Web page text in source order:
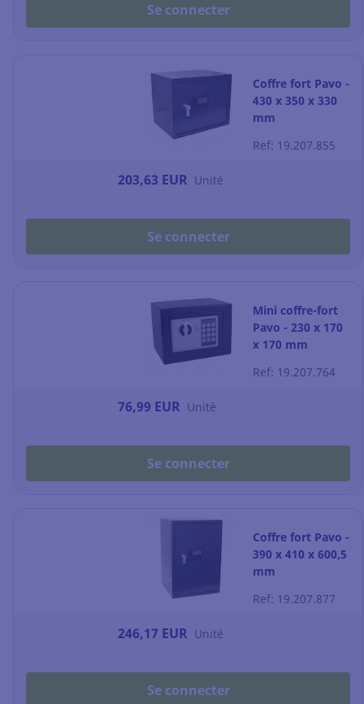
Se connecter
Coffre fort Pavo -
430 x 350 x 330
mm
Ref: 19.207.855
203,63 EUR Unité
Se connecter
Mini coffre-fort
Pavo - 230 x 170
x 170 mm
Ref: 19.207.764
76,99 EUR Unité
Se connecter
Coffre fort Pavo -
390 x 410 x 600,5
mm
Ref: 19.207.877
246,17 EUR Unité
Se connecter